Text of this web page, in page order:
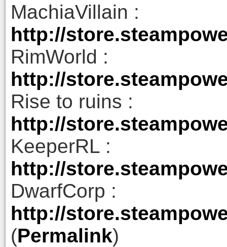
MachiaVillain :
http://
RimWorld :
http://
Rise to ruins :
http://
KeeperRL :
http://
DwarfCorp :
http://
(Permalink)